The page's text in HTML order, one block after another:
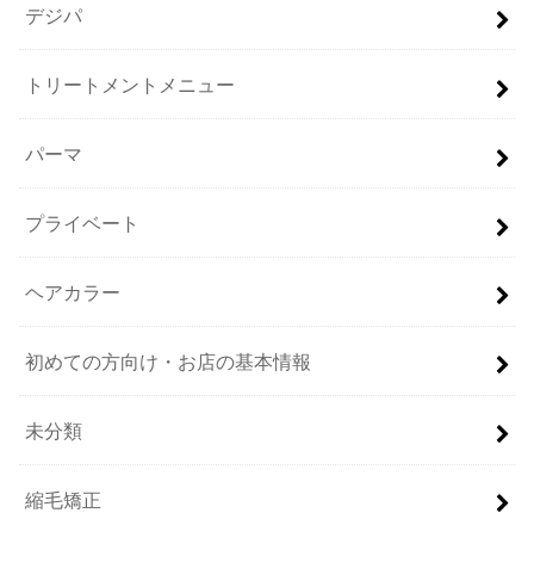
デジパ
トリートメントメニュー
パーマ
プライベート
ヘアカラー
初めての方向け・お店の基本情報
未分類
縮毛矯正